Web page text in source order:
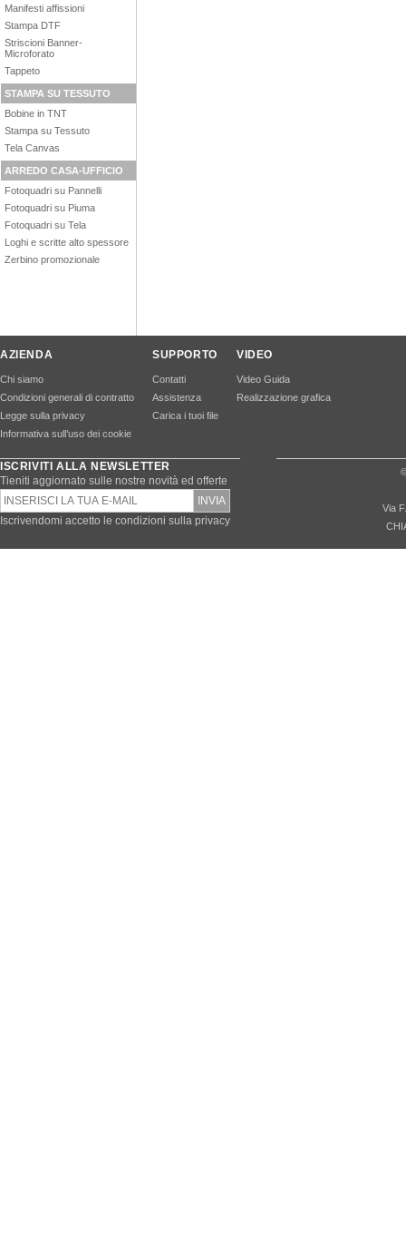
Manifesti affissioni
Stampa DTF
Striscioni Banner-
Microforato
Tappeto
STAMPA SU TESSUTO
Bobine in TNT
Stampa su Tessuto
Tela Canvas
ARREDO CASA-UFFICIO
Fotoquadri su Pannelli
Fotoquadri su Piuma
Fotoquadri su Tela
Loghi e scritte alto spessore
Zerbino promozionale
AZIENDA
Chi siamo
Condizioni generali di contratto
Legge sulla privacy
Informativa sull’uso dei cookie
SUPPORTO
Contatti
Assistenza
Carica i tuoi file
VIDEO
Video Guida
Realizzazione grafica
ISCRIVITI ALLA NEWSLETTER
Tieniti aggiornato sulle nostre novità ed offerte
Iscrivendomi accetto le condizioni sulla privacy
Via